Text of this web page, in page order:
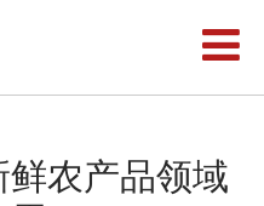
农产品领域